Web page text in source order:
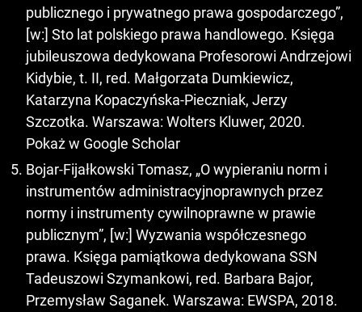
publicznego i prywatnego prawa gospodarczego”,
[w:] Sto lat polskiego prawa handlowego. Księga
jubileuszowa dedykowana Profesorowi Andrzejowi
Kidybie, t. II, red. Małgorzata Dumkiewicz,
Katarzyna Kopaczyńska-Pieczniak, Jerzy
Szczotka. Warszawa: Wolters Kluwer, 2020.
Pokaż w Google Scholar
Bojar-Fijałkowski Tomasz, „O wypieraniu norm i
instrumentów administracyjnoprawnych przez
normy i instrumenty cywilnoprawne w prawie
publicznym”, [w:] Wyzwania współczesnego
prawa. Księga pamiątkowa dedykowana SSN
Tadeuszowi Szymankowi, red. Barbara Bajor,
Przemysław Saganek. Warszawa: EWSPA, 2018.